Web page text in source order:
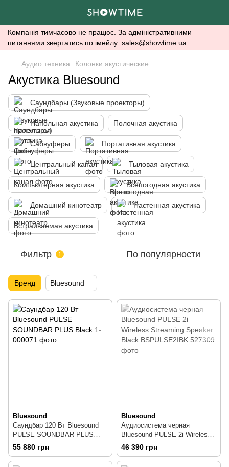
Компанія тимчасово не працює. За адміністративними
питаннями звертатись по імейлу: sales@showtime.ua
Аудио техника Колонки акустические
Акустика Bluesound
Саундбары (Звуковые проекторы)
Напольная акустика Полочная акустика
Сабвуферы Портативная акустика
Центральный канал Тыловая акустика
Компьютерная акустика Всепогодная акустика
Домашний кинотеатр Настенная акустика
Встраиваемая акустика
Фильтр 1 По популярности
Бренд Bluesound
Bluesound
Саундбар 120 Вт Bluesound
PULSE SOUNDBAR PLUS
Black
55 880 грн
Bluesound
Аудиосистема черная
Bluesound PULSE 2i Wireless
Streaming Speaker Black
BSPULSE2IBK
46 390 грн